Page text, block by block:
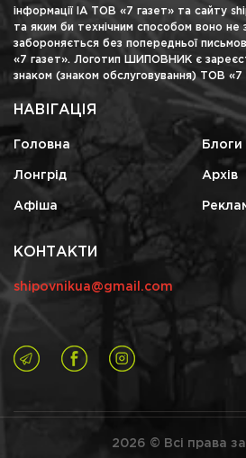
інформації ІА ТОВ «7 газет» та сайту
та яким би технічним способом воно не
забороняється без попередньої
«7 газет». Логотип ШИПОВНИК є
знаком (знаком обслуговування) ТОВ «7
НАВІГАЦІЯ
Головна Блоги
Лонгрід Архів
Афіша
КОНТАКТИ
shipovnikua@gmail.com
2026 © Всі права